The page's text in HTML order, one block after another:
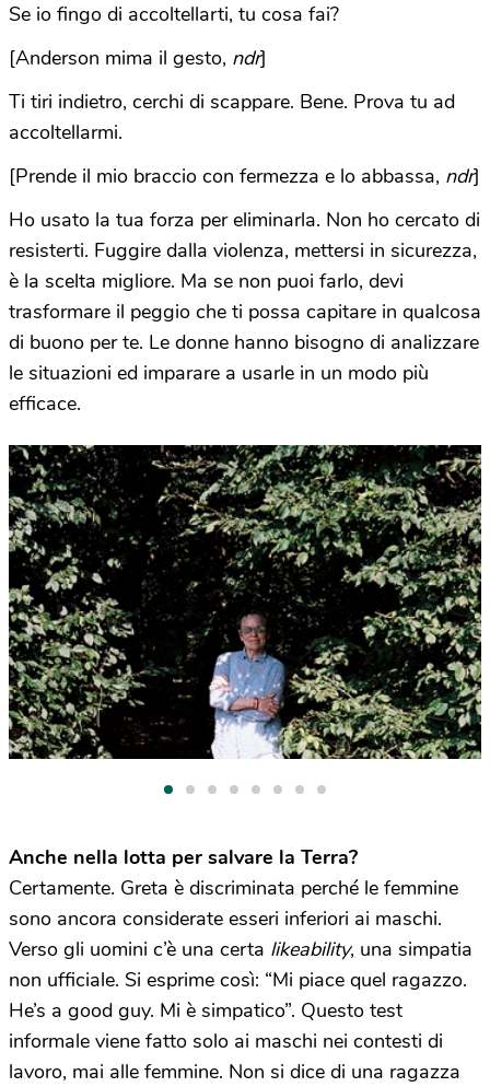
Se io fingo di accoltellarti, tu cosa fai?
[Anderson mima il gesto, ndr]
Ti tiri indietro, cerchi di scappare. Bene. Prova tu ad
accoltellarmi.
[Prende il mio braccio con fermezza e lo abbassa, ndr]
Ho usato la tua forza per eliminarla. Non ho cercato di
resisterti. Fuggire dalla violenza, mettersi in sicurezza,
è la scelta migliore. Ma se non puoi farlo, devi
trasformare il peggio che ti possa capitare in qualcosa
di buono per te. Le donne hanno bisogno di analizzare
le situazioni ed imparare a usarle in un modo più
efficace.
Anche nella lotta per salvare la Terra?
Certamente. Greta è discriminata perché le femmine
sono ancora considerate esseri inferiori ai maschi.
Verso gli uomini c’è una certa likeability, una simpatia
non ufficiale. Si esprime così: “Mi piace quel ragazzo.
He’s a good guy. Mi è simpatico”. Questo test
informale viene fatto solo ai maschi nei contesti di
lavoro, mai alle femmine. Non si dice di una ragazza